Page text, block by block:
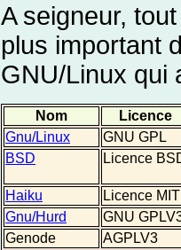
A seigneur,
plus important
GNU/Linux qui
Nom
Licence
Gnu/Linux
GNU GPL
BSD
Licence
Haiku
Licence MIT
Gnu/Hurd
GNU
Genode
AGPLV3